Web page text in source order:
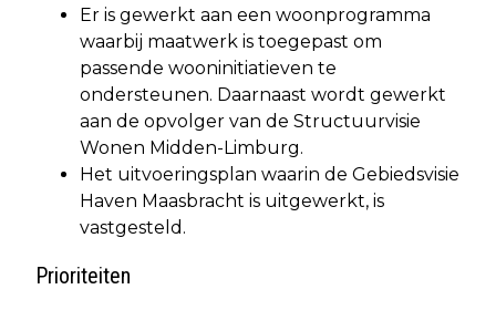
Er is gewerkt aan een woonprogramma
waarbij maatwerk is toegepast om
passende wooninitiatieven te
ondersteunen. Daarnaast wordt gewerkt
aan de opvolger van de Structuurvisie
Wonen Midden-Limburg.
Het uitvoeringsplan waarin de Gebiedsvisie
Haven Maasbracht is uitgewerkt, is
vastgesteld.
Prioriteiten